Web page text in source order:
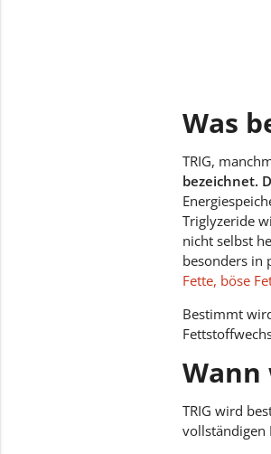
Was
TRIG,
bezeichnet.
Triglyzeride
nicht selbst
besonders in
Fette, böse
Bestimmt
Wann
TRIG wird
vollständigen